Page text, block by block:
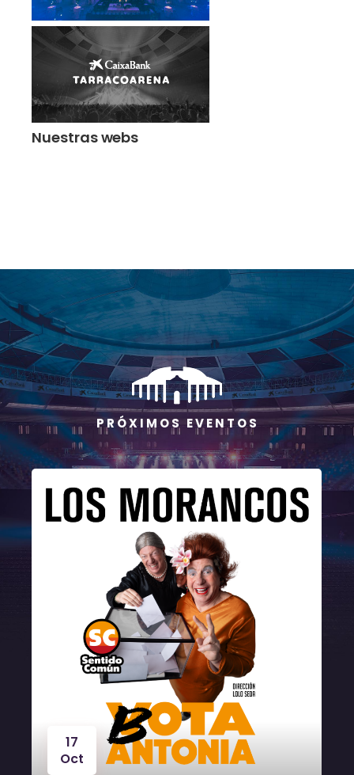
Nuestras webs
P R Ó X I M O S E V E N T O S
17
Oct